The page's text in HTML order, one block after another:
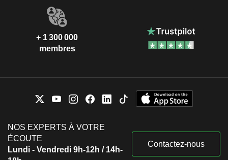
+ 1 300 000
membres
NOS EXPERTS À VOTRE
ÉCOUTE
Lundi - Vendredi 9h-12h / 14h-
Contactez-nous